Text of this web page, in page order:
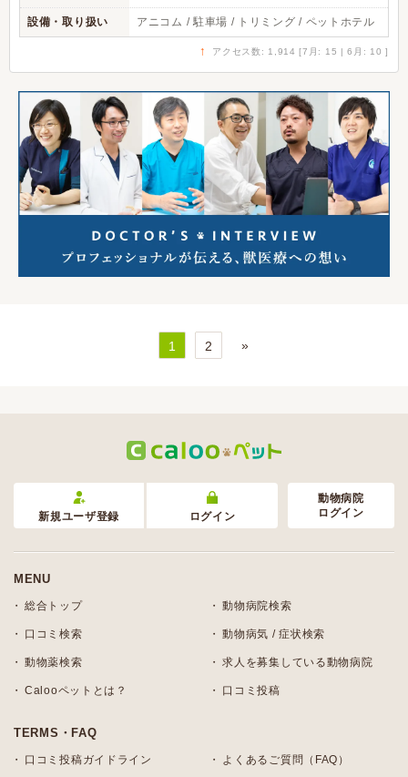
設備・取り扱い アニコム / 駐車場 / トリミング / ペットホテル
↑ アクセス数: 1,914 [7月: 15 | 6月: 10 ]
1 2 »
新規ユーザ登録 ログイン
動物病院
ログイン
MENU
総合トップ 動物病院検索
口コミ検索 動物病気 / 症状検索
動物薬検索 求人を募集している動物病院
Calooペットとは？ 口コミ投稿
TERMS・FAQ
口コミ投稿ガイドライン よくあるご質問（FAQ）